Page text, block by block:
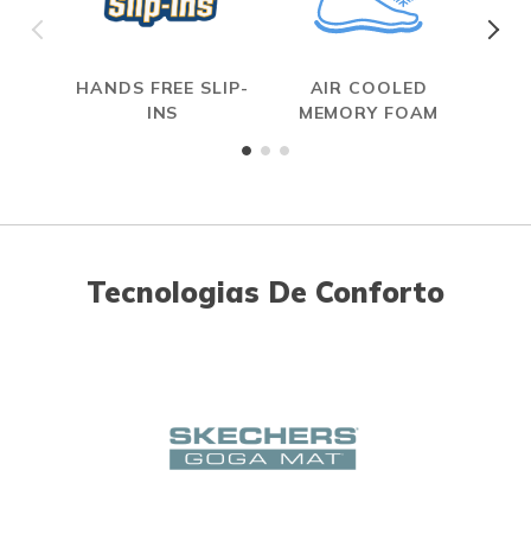
HANDS FREE SLIP-
INS
AIR COOLED
MEMORY FOAM
Tecnologias De Conforto